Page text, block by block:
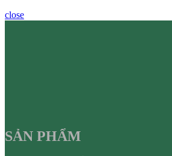
close
SẢN PHẨM